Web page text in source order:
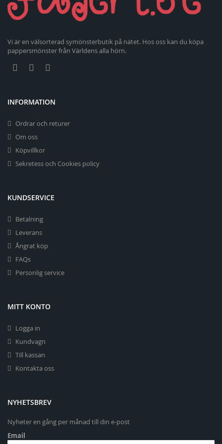
Vi är en välsorterad symönsterbutik på nätet. Hos oss kan du köpa
pappersmönster från Världens alla hörn.
INFORMATION
Ordrar och returer
Om oss
Köpvillkor
Sekretess och Cookies policy
KUNDSERVICE
Betalning
Leverans
Ångrat köp
FAQs
Personlig service
MITT KONTO
Logga in
Kundvagn
Till kassan
Kontakta oss
NYHETSBREV
Nyheter en gång per månad till din e-post
Email